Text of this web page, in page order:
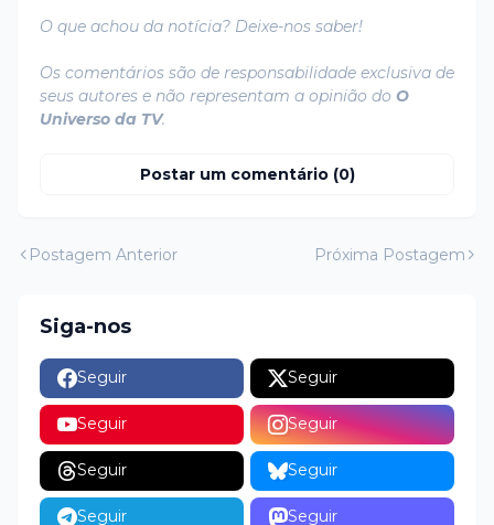
O que achou da notícia? Deixe-nos saber!
Os comentários são de responsabilidade exclusiva de
seus autores e não representam a opinião do O
Universo da TV.
Postar um comentário (0)
Postagem Anterior Próxima Postagem
Siga-nos
Seguir Seguir
Seguir Seguir
Seguir Seguir
Seguir Seguir